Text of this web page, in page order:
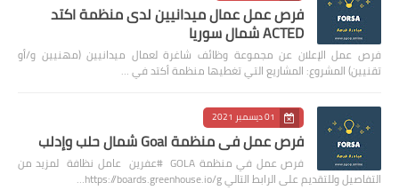
فرص عمل عمال ميدانيين لدى منظمة اكتد
ACTED شمال سوريا
فرص عمل الإعلان عن مجموعة وظائف شاغرة لعمال ميدانيين (مهنيين و/أو
تقنيين) المشروع: المشاريع التي تغطيها منظمة أكتد في …
01 ديسمبر 2021
فرص عمل في منظمة Goal شمال حلب وإدلب
فرص عمل في منظمة GOLA #عفرين عامل نظافة لمزيد من
التفاصيل وللتقديم على الرابط التالي https://boards.greenhouse.io/g…